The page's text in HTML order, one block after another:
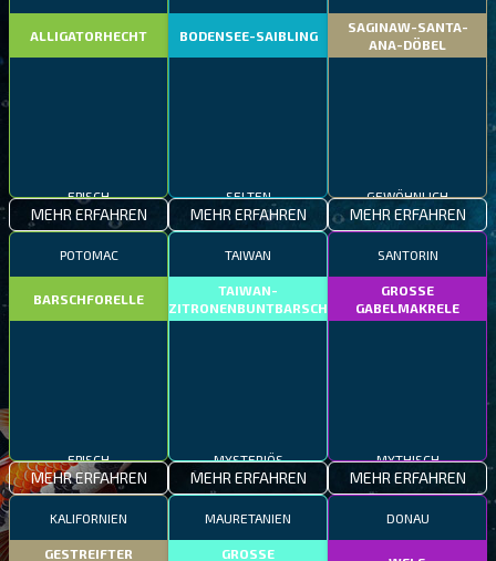
ALLIGATORHECHT
EPISCH
MEHR ERFAHREN
BODENSEE-SAIBLING
SELTEN
MEHR ERFAHREN
SAGINAW-SANTA-
ANA-DÖBEL
GEWÖHNLICH
MEHR ERFAHREN
POTOMAC
BARSCHFORELLE
EPISCH
MEHR ERFAHREN
TAIWAN
TAIWAN-
ZITRONENBUNTBARSCH
MYSTERIÖS
MEHR ERFAHREN
SANTORIN
GROSSE
GABELMAKRELE
MYTHISCH
MEHR ERFAHREN
KALIFORNIEN
GESTREIFTER
MAURETANIEN
GROSSE
DONAU